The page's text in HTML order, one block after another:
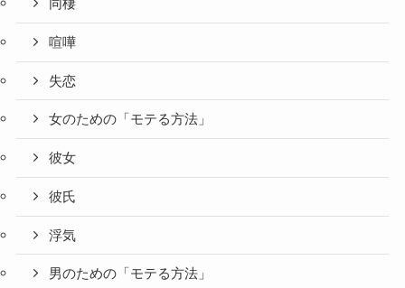
同棲
喧嘩
失恋
女のための「モテる方法」
彼女
彼氏
浮気
男のための「モテる方法」